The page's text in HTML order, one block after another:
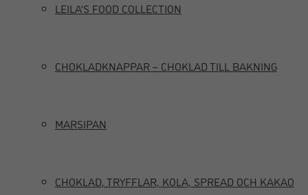
LEILA’S FOOD COLLECTION
CHOKLADKNAPPAR – CHOKLAD TILL BAKNING
MARSIPAN
CHOKLAD, TRYFFLAR, KOLA, SPREAD OCH KAKAO